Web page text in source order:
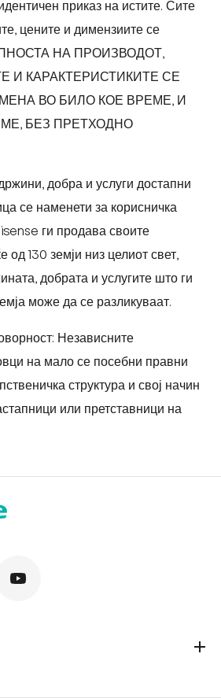
приказ на истите. Сите
цените и димензиите се
НА ПРОИЗВОДОТ,
И КАРАКТЕРИСТИКИТЕ СЕ
ВО БИЛО КОЕ ВРЕМЕ, И
БЕЗ ПРЕТХОДНО
добра и услуги достапни
се наменети за корисничка
ги продава своите
од 130 земји низ целиот свет,
добрата и услугите што ги
може да се разликуваат.
Независните
на мало се посебни правни
структура и свој начин
или претставници на